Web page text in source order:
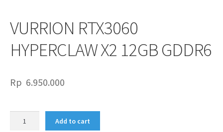
VURRION RTX3060
HYPERCLAW X2 12GB GDDR6
Rp 6.950.000
Add to cart